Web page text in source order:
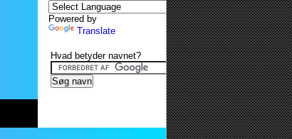
Powered by
Translate
Hvad betyder navnet?